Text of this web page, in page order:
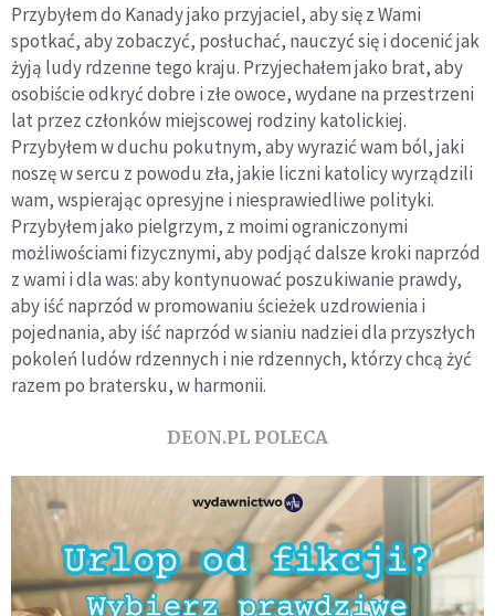
Przybyłem do Kanady jako przyjaciel, aby się z Wami
spotkać, aby zobaczyć, posłuchać, nauczyć się i docenić jak
żyją ludy rdzenne tego kraju. Przyjechałem jako brat, aby
osobiście odkryć dobre i złe owoce, wydane na przestrzeni
lat przez członków miejscowej rodziny katolickiej.
Przybyłem w duchu pokutnym, aby wyrazić wam ból, jaki
noszę w sercu z powodu zła, jakie liczni katolicy wyrządzili
wam, wspierając opresyjne i niesprawiedliwe polityki.
Przybyłem jako pielgrzym, z moimi ograniczonymi
możliwościami fizycznymi, aby podjąć dalsze kroki naprzód
z wami i dla was: aby kontynuować poszukiwanie prawdy,
aby iść naprzód w promowaniu ścieżek uzdrowienia i
pojednania, aby iść naprzód w sianiu nadziei dla przyszłych
pokoleń ludów rdzennych i nie rdzennych, którzy chcą żyć
razem po bratersku, w harmonii.
DEON.PL POLECA